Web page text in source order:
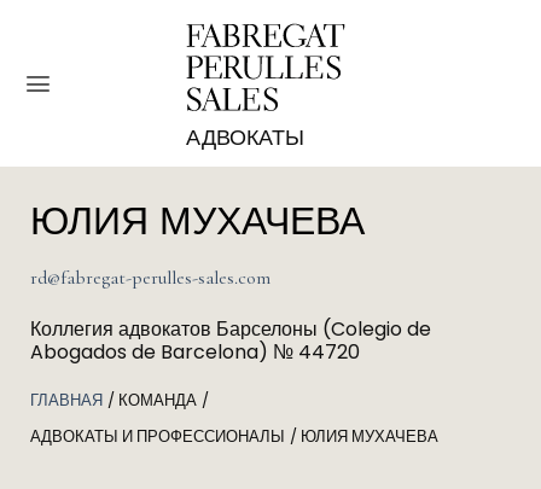
content
ЮЛИЯ МУХАЧЕВА
rd@fabregat-perulles-sales.com
Коллегия адвокатов Барселоны (Colegio de
Abogados de Barcelona) № 44720
ГЛАВНАЯ
КОМАНДА
АДВОКАТЫ И ПРОФЕССИОНАЛЫ
ЮЛИЯ МУХАЧЕВА